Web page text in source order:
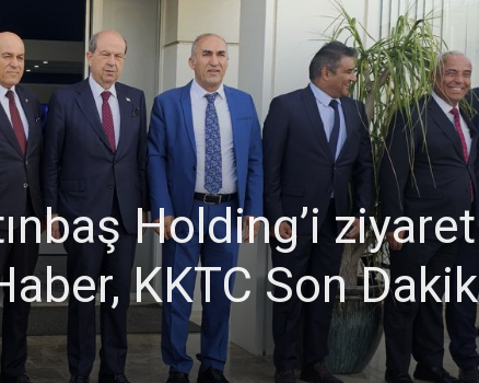
Türk
Odası
Holding’i
KKTC Son